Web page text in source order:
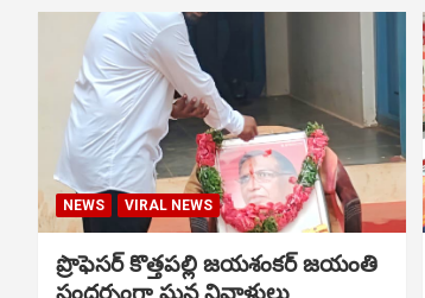
NEWS VIRAL NEWS
ప్రొఫెసర్ కొత్తపల్లి జయశంకర్ జయంతి
సందర్భంగా ఘన నివాళులు